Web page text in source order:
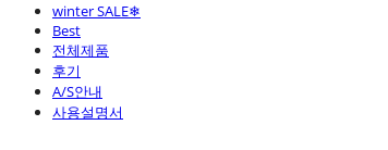
winter SALE❄
Best
전체제품
후기
A/S안내
사용설명서